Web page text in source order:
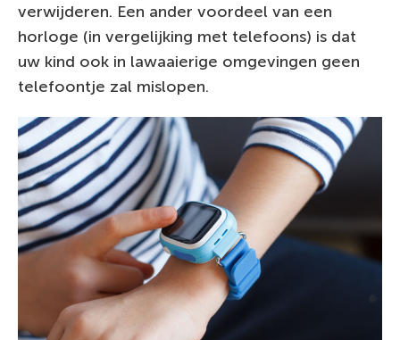
verwijderen. Een ander voordeel van een
horloge (in vergelijking met telefoons) is dat
uw kind ook in lawaaierige omgevingen geen
telefoontje zal mislopen.